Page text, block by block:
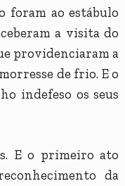
foram ao estábulo
a visita do
providenciaram a
de frio. E o
indefeso os seus
E o primeiro ato
da